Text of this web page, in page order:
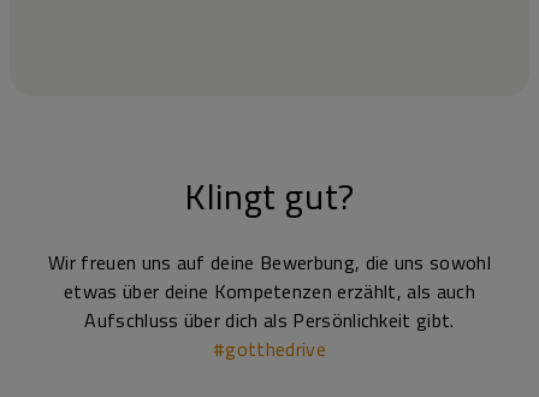
Klingt gut?
Wir freuen uns auf deine Bewerbung, die uns sowohl
etwas über deine Kompetenzen erzählt, als auch
Aufschluss über dich als Persönlichkeit gibt.
#gotthedrive